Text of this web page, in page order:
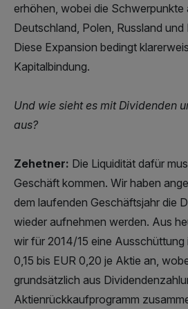
erhöhen, wobei die Schwerpunkte
Deutschland, Polen, Russland und
Diese Expansion bedingt
Kapitalbindung.
Und wie sieht es mit Dividenden
aus?
Zehetner: Die Liquidität dafür
Geschäft kommen. Wir haben
dem laufenden Geschäftsjahr die
wieder aufnehmen werden. Aus
wir für 2014/15 eine
0,15 bis EUR 0,20 je Aktie an,
grundsätzlich aus
Aktienrückkaufprogramm